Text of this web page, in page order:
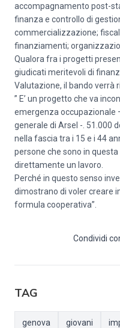
accompagnamento post-
finanza e controllo di
commercializzazione;
finanziamenti;
Qualora fra i progetti
giudicati meritevoli di
Valutazione, il bando verrà
” E’ un progetto che va
emergenza occupazionale
generale di Arsel -. 51.000
nella fascia tra i 15 e i 44
persone che sono in
direttamente un lavoro.
Perché in questo senso
dimostrano di voler creare
formula cooperativa”.
Condividi
TAG
genova giovani